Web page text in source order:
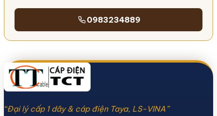
0983234889
“Đại lý cấp 1 dây & cáp điện Taya, LS-VINA”